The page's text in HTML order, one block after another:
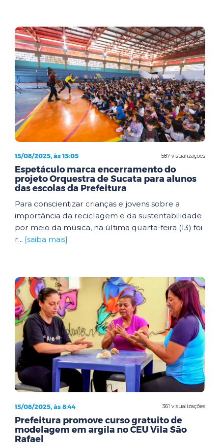
587 visualizações
15/08/2025, às 15:05
Espetáculo marca encerramento do
projeto Orquestra de Sucata para alunos
das escolas da Prefeitura
Para conscientizar crianças e jovens sobre a
importância da reciclagem e da sustentabilidade
por meio da música, na última quarta-feira (13) foi
r... [saiba mais]
361 visualizações
15/08/2025, às 8:44
Prefeitura promove curso gratuito de
modelagem em argila no CEU Vila São
Rafael